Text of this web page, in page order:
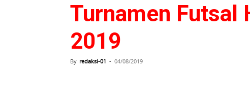
Turnamen Futsal
2019
By redaksi-01 - 04/08/2019